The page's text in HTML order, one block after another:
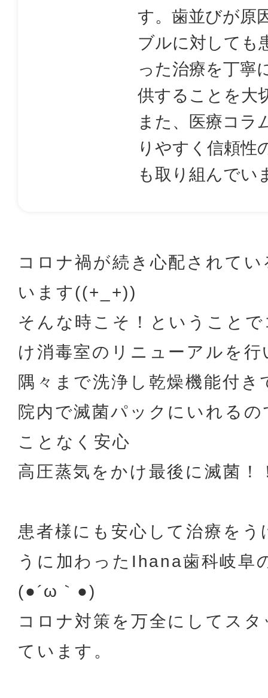
す。歯並びが原
ブルに対しても
った治療を丁寧
供することを大
また、医療コラ
りやすく信頼性
も取り組んでい
コロナ禍が続き心配されて
います((+_+))
そんな時こそ！ということ
け消毒室のリニューアルを行
隅々まで洗浄し乾燥機能付き
院内で滅菌パックにいれる
ことなく安心
高圧蒸気をかけ最後に滅菌！
患者様にも安心して治療を
うに加わったIhana歯科岐阜
(●´ω｀●)
コロナ対策を万全にしてス
ています。